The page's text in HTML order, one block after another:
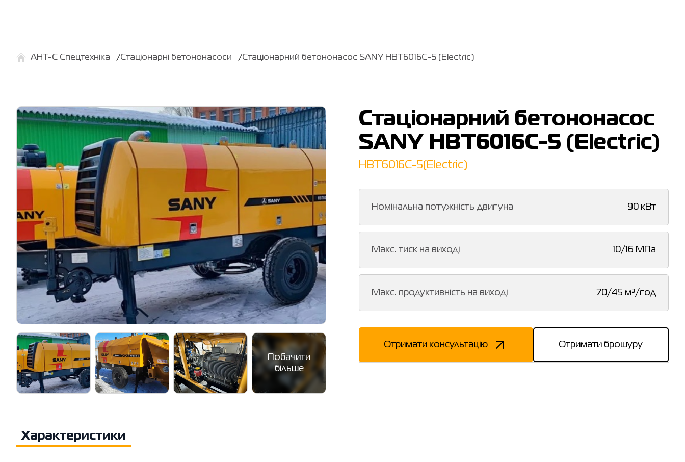
АНТ-С Спецтехніка Стаціонарні бетононасоси Стаціонарний бетононасос SANY HBT6016C-5 (Electric)
Побачити
більше
Стаціонарний бетононасос
SANY HBT6016C-5 (Electric)
HBT6016C-5(Electric)
Номінальна потужність двигуна 90 кВт
Макс. тиск на виході 10/16 МПа
Макс. продуктивність на виході 70/45 м³/год
Отримати консультацію Отримати брошуру
Характеристики